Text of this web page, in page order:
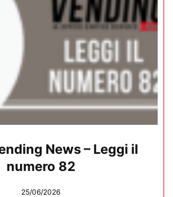
News – Leggi il
numero 82
25/06/2026